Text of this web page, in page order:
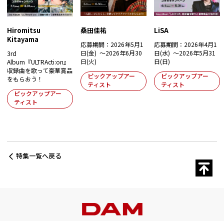
Hiromitsu
Kitayama
3rd
Album『ULTRActi:on』
収録曲を歌って豪華賞品
をもらおう！
ピックアップアー
ティスト
桑田佳祐
応募期間：2026年5月1
日(金) ～2026年6月30
日(火)
ピックアップアー
ティスト
LiSA
応募期間：2026年4月1
日(水) ～2026年5月31
日(日)
ピックアップアー
ティスト
特集一覧へ戻る